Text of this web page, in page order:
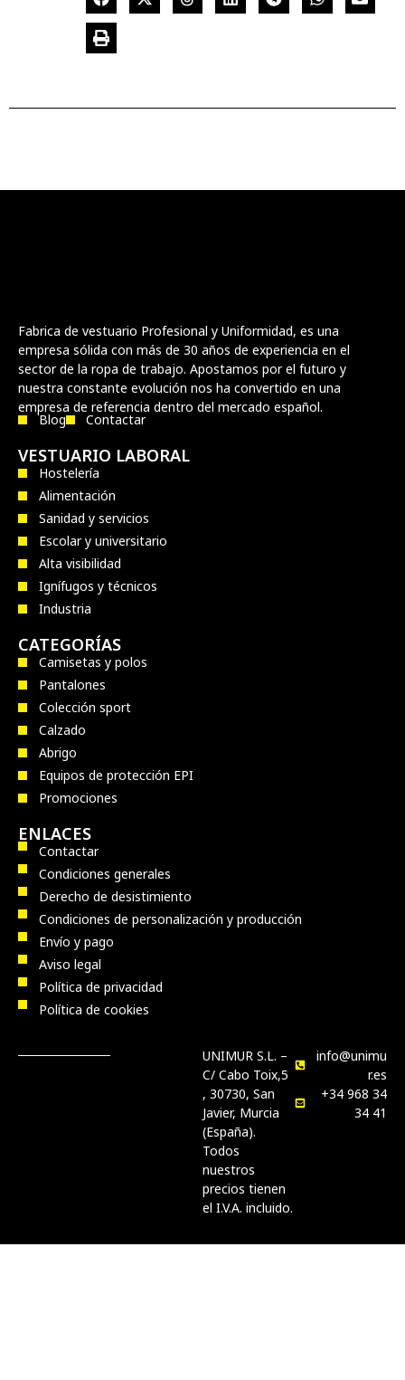
Fabrica de vestuario Profesional y Uniformidad, es una
empresa sólida con más de 30 años de experiencia en el
sector de la ropa de trabajo. Apostamos por el futuro y
nuestra constante evolución nos ha convertido en una
empresa de referencia dentro del mercado español.
Blog Contactar
VESTUARIO LABORAL
Hostelería
Alimentación
Sanidad y servicios
Escolar y universitario
Alta visibilidad
Ignífugos y técnicos
Industria
CATEGORÍAS
Camisetas y polos
Pantalones
Colección sport
Calzado
Abrigo
Equipos de protección EPI
Promociones
ENLACES
Contactar
Condiciones generales
Derecho de desistimiento
Condiciones de personalización y producción
Envío y pago
Aviso legal
Política de privacidad
Política de cookies
UNIMUR S.L. –
C/ Cabo Toix,5
, 30730, San
Javier, Murcia
(España).
Todos
nuestros
precios tienen
el I.V.A. incluido.
info@unimu
r.es
+34 968 34
34 41